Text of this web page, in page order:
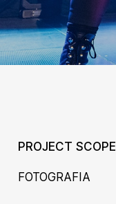
PROJECT SCOPE
FOTOGRAFIA